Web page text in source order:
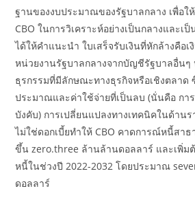
ฐานของงบประมาณของรัฐบาลกลาง เพื่อใ
CBO ในการวิเคราะห์อย่างเป็นกลางและเ
ได้ให้คำแนะนำ ใบเสร็จรับเงินที่หักล้างคือ
หน่วยงานรัฐบาลกลางจากบัญชีรัฐบาลอื่น
ธุรกรรมที่มีลักษณะทางธุรกิจหรือเชิงตลาด
ประมาณและค่าใช้จ่ายที่เป็นลบ (นั่นคือ กา
บังคับ) การเปลี่ยนแปลงทางเทคนิคในด้าน
ไม่ใช่ดอกเบี้ยทำให้ CBO คาดการณ์หนี้สา
ขึ้น zero.three ล้านล้านดอลลาร์ และเพิ่ม
หนี้ในช่วงปี 2022-2032 โดยประมาณ
ดอลลาร์